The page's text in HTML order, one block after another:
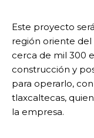
Este proyecto
región oriente del
cerca de mil 300
construcción y
para operarlo,
tlaxcaltecas,
la empresa.